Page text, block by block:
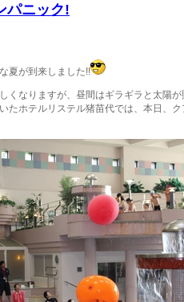
パニック!
夏が到来しました!!
くなりますが、昼間はギラギラと太陽
たホテルリステル猪苗代では、本日、